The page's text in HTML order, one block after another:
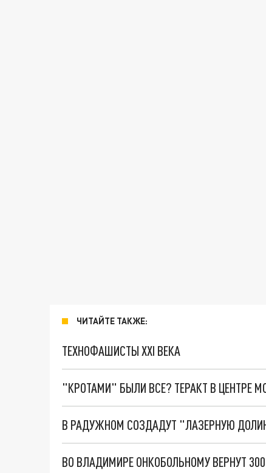
ЧИТАЙТЕ ТАКЖЕ:
ТЕХНОФАШИСТЫ XXI ВЕКА
"КРОТАМИ" БЫЛИ ВСЕ? ТЕРАКТ В ЦЕНТРЕ